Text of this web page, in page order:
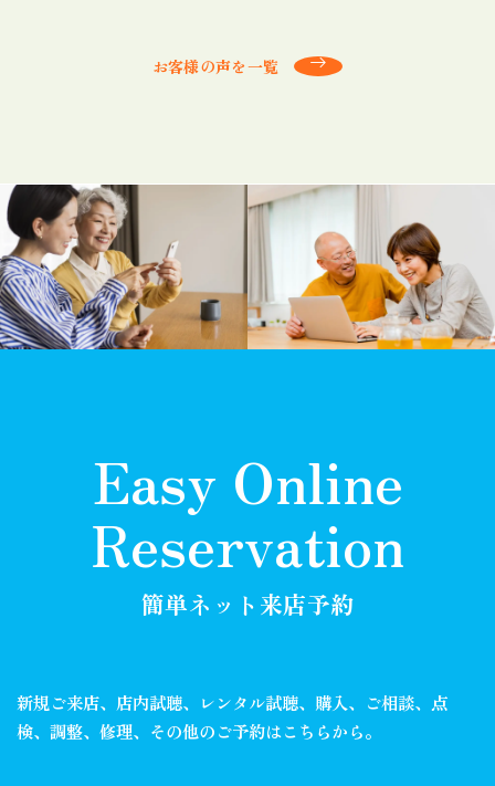
お客様の声を一覧
Easy Online
Reservation
簡単ネット来店予約
新規ご来店、店内試聴、レンタル試聴、購入、ご相談、 点
検、調整、修理、その他のご予約はこちらから。